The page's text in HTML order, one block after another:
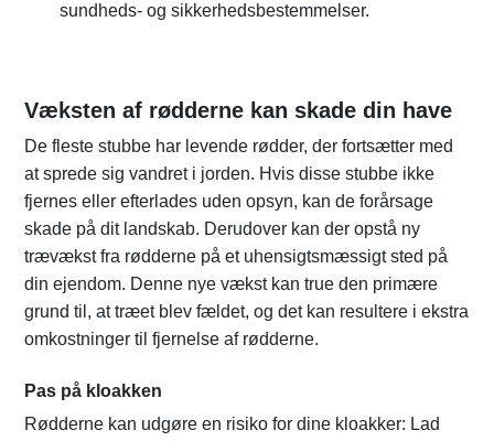
sundheds- og sikkerhedsbestemmelser.
Væksten af ​​rødderne kan skade din have
De fleste stubbe har levende rødder, der fortsætter med
at sprede sig vandret i jorden. Hvis disse stubbe ikke
fjernes eller efterlades uden opsyn, kan de forårsage
skade på dit landskab. Derudover kan der opstå ny
trævækst fra rødderne på et uhensigtsmæssigt sted på
din ejendom. Denne nye vækst kan true den primære
grund til, at træet blev fældet, og det kan resultere i ekstra
omkostninger til fjernelse af rødderne.
Pas på kloakken
Rødderne kan udgøre en risiko for dine kloakker: Lad